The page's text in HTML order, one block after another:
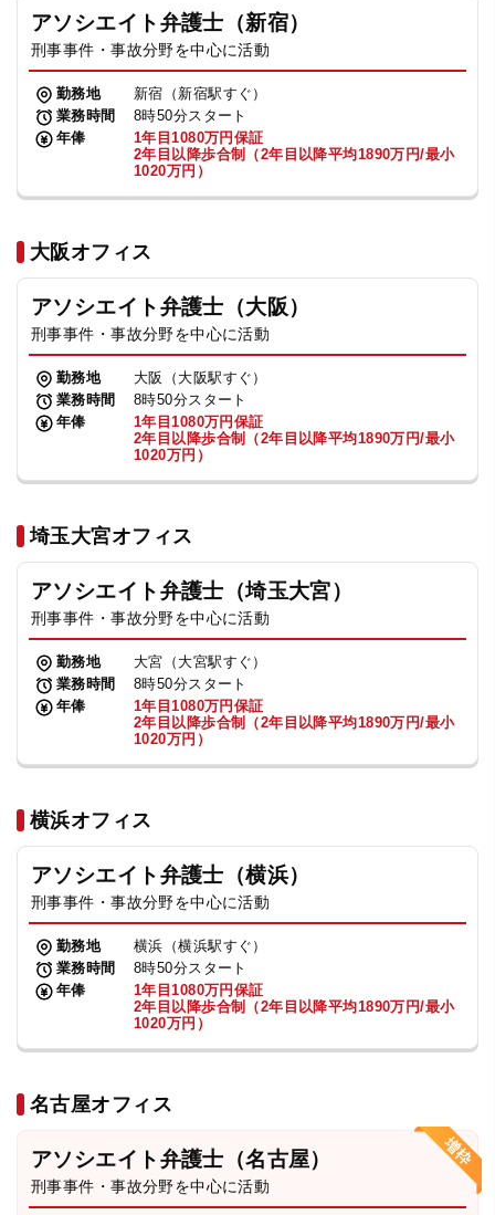
アソシエイト弁護士（新宿）
刑事事件・事故分野を中心に活動
勤務地
新宿（新宿駅すぐ）
業務時間
8時50分スタート
年俸
1年目1080万円保証
2年目以降歩合制（2年目以降平均1890万円/最小
1020万円）
大阪オフィス
アソシエイト弁護士（大阪）
刑事事件・事故分野を中心に活動
勤務地
大阪（大阪駅すぐ）
業務時間
8時50分スタート
年俸
1年目1080万円保証
2年目以降歩合制（2年目以降平均1890万円/最小
1020万円）
埼玉大宮オフィス
アソシエイト弁護士（埼玉大宮）
刑事事件・事故分野を中心に活動
勤務地
大宮（大宮駅すぐ）
業務時間
8時50分スタート
年俸
1年目1080万円保証
2年目以降歩合制（2年目以降平均1890万円/最小
1020万円）
横浜オフィス
アソシエイト弁護士（横浜）
刑事事件・事故分野を中心に活動
勤務地
横浜（横浜駅すぐ）
業務時間
8時50分スタート
年俸
1年目1080万円保証
2年目以降歩合制（2年目以降平均1890万円/最小
1020万円）
名古屋オフィス
アソシエイト弁護士（名古屋）
刑事事件・事故分野を中心に活動
お知らせ
特設サイト
相談先情報サイト
法人グループ
プライバシーポリシー 利用規約
TikTok受賞 定義集 動画集